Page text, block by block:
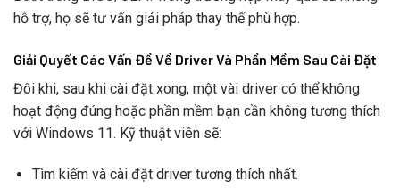
hỗ trợ, họ sẽ tư vấn giải pháp thay thế phù hợp.
Giải Quyết Các Vấn Đề Về Driver Và Phần Mềm Sau Cài Đặt
Đôi khi, sau khi cài đặt xong, một vài driver có thể không
hoạt động đúng hoặc phần mềm bạn cần không tương thích
với Windows 11. Kỹ thuật viên sẽ:
Tìm kiếm và cài đặt driver tương thích nhất.